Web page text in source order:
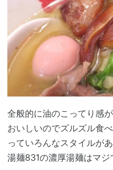
全般的に油のこってり感
おいしいのでズルズル食
っていろんなスタイルが
湯麺831の濃厚湯麺はマジ